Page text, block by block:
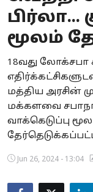
Business
Crime
Tamilnadu
National
World
Astrology
Spirituality
பிர்லா...
மூலம்
18வது
மத்திய அரசின்
மக்களவை
வாக்கெடுப்பு
Jun 26, 2024 - 13:04